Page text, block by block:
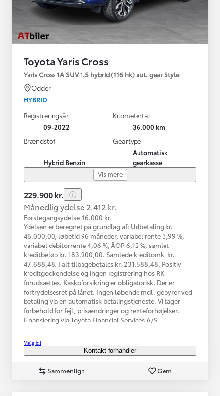
Toyota Yaris Cross
Yaris Cross 1A SUV 1.5 hybrid (116 hk) aut. gear Style
Odder
HYBRID
Registreringsår
09-2022
Kilometertal
36.000 km
Brændstof
Hybrid Benzin
Geartype
Automatisk
gearkasse
Vis mere
229.900 kr.
Månedlig ydelse 2.412 kr.
Førstegangsydelse 46.000 kr.
Ydelsen er beregnet på grundlag af: Udbetaling kr.
46.000,00, løbetid 96 måneder, variabel rente 3,99 %,
variabel debitorrente 4,06 %, ÅOP 6,12 %, samlet
kreditbeløb kr. 183.900,00. Samlede kreditomk. kr.
47.688,48. I alt tilbagebetales kr. 231.588,48. Positiv
kreditgodkendelse og ingen registrering hos RKI
forudsættes. Kaskoforsikring er obligatorisk. Der er
fortrydelsesret på lånet. Ingen løbende mdl. gebyrer ved
betaling via en automatisk betalingstjeneste. Vi tager
forbehold for fejl, prisændringer og renteforhøjelser.
Finansiering via Toyota Financial Services A/S.
Vælg bil
Kontakt forhandler
Sammenlign Gem